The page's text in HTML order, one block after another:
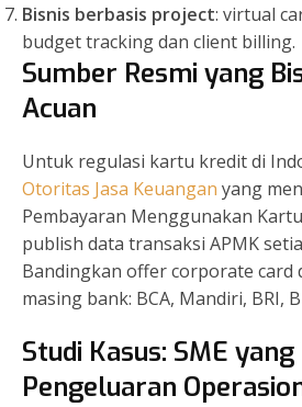
Bisnis berbasis project: virtual
budget tracking dan client billing.
Sumber Resmi yang
Acuan
Untuk regulasi kartu kredit di
Otoritas Jasa Keuangan yang
Pembayaran Menggunakan
publish data transaksi APMK
Bandingkan offer corporate card
masing bank: BCA, Mandiri, BRI,
Studi Kasus: SME
Pengeluaran